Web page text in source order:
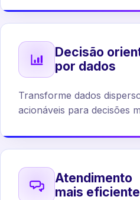
Decisão
por dados
Transforme dados
acionáveis para decisões
Atendimento
mais eficiente